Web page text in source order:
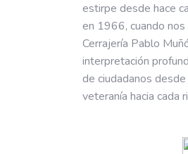
estirpe desde hace
en 1966, cuando nos
Cerrajería Pablo
interpretación
de ciudadanos
veteranía hacia cada